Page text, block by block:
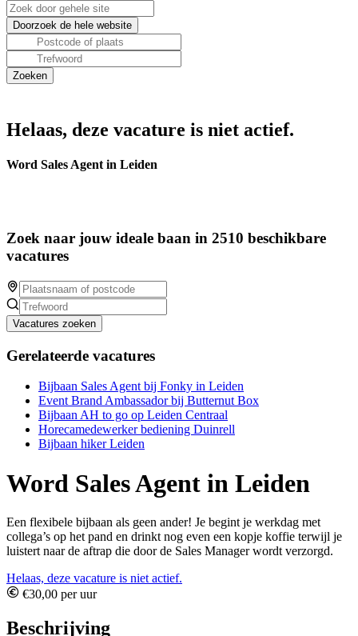
Helaas, deze vacature is niet actief.
Word Sales Agent in Leiden
Zoek naar jouw ideale baan in 2510 beschikbare
vacatures
Vacatures zoeken
Gerelateerde vacatures
Bijbaan Sales Agent bij Fonky in Leiden
Event Brand Ambassador bij Butternut Box
Bijbaan AH to go op Leiden Centraal
Horecamedewerker bediening Duinrell
Bijbaan hiker Leiden
Word Sales Agent in Leiden
Een flexibele bijbaan als geen ander! Je begint je werkdag met
collega’s op het pand en drinkt nog even een kopje koffie terwijl je
luistert naar de aftrap die door de Sales Manager wordt verzorgd.
Helaas, deze vacature is niet actief.
€30,00 per uur
Beschrijving